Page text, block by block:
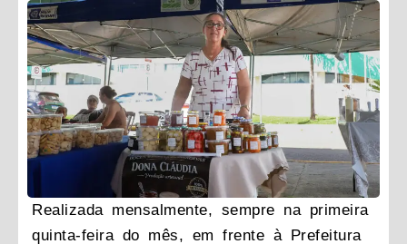
Realizada mensalmente, sempre na primeira
quinta-feira do mês, em frente à Prefeitura